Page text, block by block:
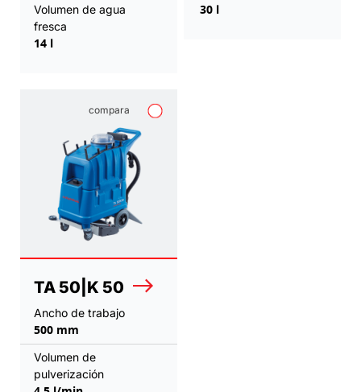
Volumen de agua
fresca
14 l
30 l
compara
TA 50|K 50
Ancho de trabajo
500 mm
Volumen de
pulverización